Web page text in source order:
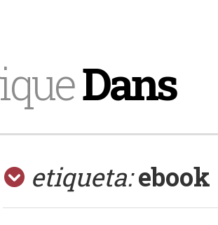
Dans
etiqueta: ebook